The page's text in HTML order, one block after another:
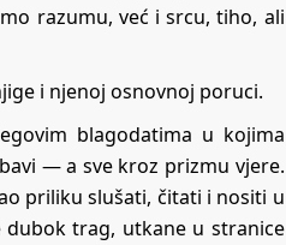
razumu, već i srcu, tiho, ali
i njenoj osnovnoj poruci.
blagodatima u kojima
— a sve kroz prizmu vjere.
priliku slušati, čitati i nositi u
dubok trag, utkane u stranice